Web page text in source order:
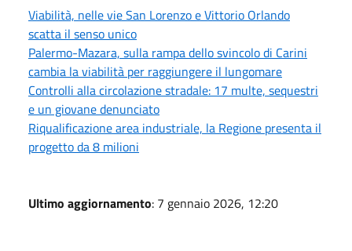
Viabilità, nelle vie San Lorenzo e Vittorio Orlando
scatta il senso unico
Palermo-Mazara, sulla rampa dello svincolo di Carini
cambia la viabilità per raggiungere il lungomare
Controlli alla circolazione stradale: 17 multe, sequestri
e un giovane denunciato
Riqualificazione area industriale, la Regione presenta il
progetto da 8 milioni
Ultimo aggiornamento: 7 gennaio 2026, 12:20